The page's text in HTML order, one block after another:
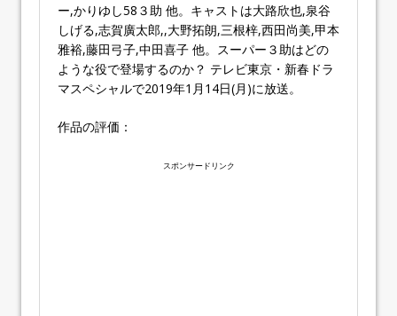
ー,かりゆし58３助 他。キャストは大路欣也,泉谷
しげる,志賀廣太郎,,大野拓朗,三根梓,西田尚美,甲本
雅裕,藤田弓子,中田喜子 他。スーパー３助はどの
ような役で登場するのか？ テレビ東京・新春ドラ
マスペシャルで2019年1月14日(月)に放送。
作品の評価：
スポンサードリンク